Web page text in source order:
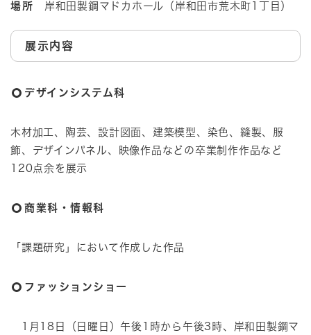
場所 岸和田製鋼マドカホール（岸和田市荒木町1丁目）
展示内容
デザインシステム科
木材加工、陶芸、設計図面、建築模型、染色、縫製、服
飾、デザインパネル、映像作品などの卒業制作作品など
120点余を展示
商業科・情報科
「課題研究」において作成した作品
ファッションショー
1月18日（日曜日）午後1時から午後3時、岸和田製鋼マ